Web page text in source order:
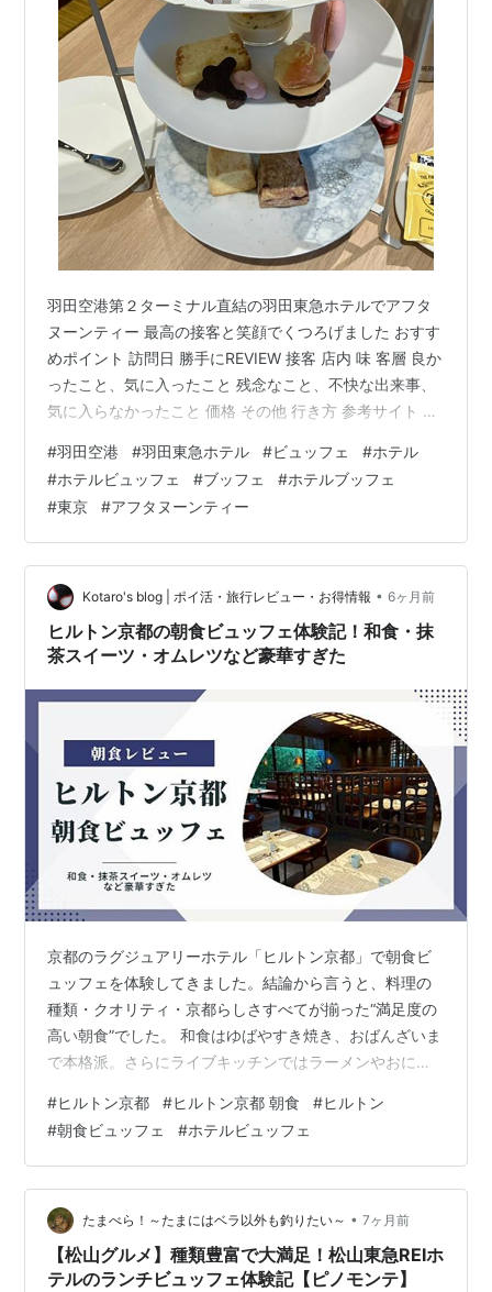
羽田空港第２ターミナル直結の羽田東急ホテルでアフタ
ヌーンティー 最高の接客と笑顔でくつろげました おすす
めポイント 訪問日 勝手にREVIEW 接客 店内 味 客層 良か
ったこと、気に入ったこと 残念なこと、不快な出来事、
気に入らなかったこと 価格 その他 行き方 参考サイト お
REVIEW 接客 最高のおもてなし 店内 明るく清潔。それほ
ど大きくはないですが、席間がそれなりにゆとりあり。
味 美味しい 客層 30〜60代の男女やファミリーが多かっ
た 良かったこと、気に入ったこと 接客、お皿に名前入り
残念なこと、不快な出来事、気に入らな…
#羽田空港 #羽田東急ホテル #ビュッフェ #ホテル
#ホテルビュッフェ #ブッフェ #ホテルブッフェ
#東京 #アフタヌーンティー
Kotaro's blog | ポイ活・旅行レビュー・お得情報 • 6ヶ月前
ヒルトン京都の朝食ビュッフェ体験記！和食・抹
茶スイーツ・オムレツなど豪華すぎた
京都のラグジュアリーホテル「ヒルトン京都」で朝食ビ
ュッフェを体験してきました。結論から言うと、料理の
種類・クオリティ・京都らしさすべてが揃った“満足度の
高い朝食”でした。 和食はゆばやすき焼き、おばんざいま
で本格派。さらにライブキッチンではラーメンやおにぎ
川珈琲など、京都ならではの魅力も満載。 この記事で
は、ヒルトン京都の朝食ビュッフェの内容・料金・雰囲
気・おすすめメニューまで詳しくレビューします。 この
記事でわかること ヒルトン京都の朝食会場「テオリ」の
基本情報（時間・料金） 朝食ビュッフェの料理内容（和
食・洋食・ライブキッチン・デザート） …
#ヒルトン京都 #ヒルトン京都 朝食 #ヒルトン
#朝食ビュッフェ #ホテルビュッフェ
たまべら！～たまにはベラ以外も釣りたい～ • 7ヶ月前
【松山グルメ】種類豊富で大満足！松山東急REIホ
テルのランチビュッフェ体験記【ピノモンテ】